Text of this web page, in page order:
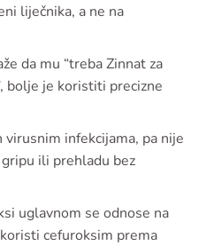
liječnika, a ne na
da mu “treba Zinnat za
bolje je koristiti precizne
infekcijama, pa nije
ili prehladu bez
uglavnom se odnose na
cefuroksim prema